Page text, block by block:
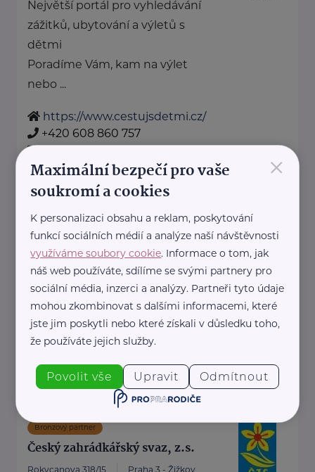
Největší portál pro vyhledávání
zážitků, ubytování a výletů s
dětmi
Poradíme Vám, kam na výlet
nebo ...
https://www.cestujsdetmi.cz/
+420 608 860 757
Cosmee Vision s. r. o.
Kodaňská 1441/46 Praha 10
Sallie je značka lesní kosmetiky z
Karlových Varů.
Propojuje kvalitní přírodní
ingredience, blahodárné účinky
vřídelní soli ...
info@sallie.cz
Bronzový partner
Český zahrádkářský svaz, z.s.
Rokycanova 318/15 Praha 3 - Žižkov
×
Maximální bezpečí pro vaše
soukromí a cookies
K personalizaci obsahu a reklam, poskytování
funkcí sociálních médií a analýze naší návštěvnosti
využíváme soubory cookie. Informace o tom, jak
náš web používáte, sdílíme se svými partnery pro
sociální média, inzerci a analýzy. Partneři tyto údaje
mohou zkombinovat s dalšími informacemi, které
jste jim poskytli nebo které získali v důsledku toho,
že používáte jejich služby.
Povolit vše Upravit Odmítnout